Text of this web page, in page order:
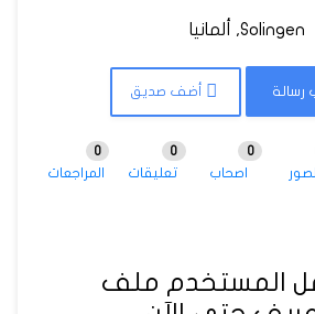
Solingen, ألمانيا
رسالة أضف صديق
اصحاب
0
تعليقات
0
المراجعات
0
المستخدم ملف